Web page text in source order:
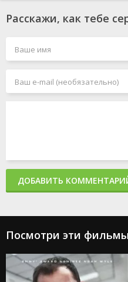
Великая
2020
2024
Агентство
2024
Расскажи, как тебе
ДОБАВИТЬ
Посмотри эти фильмы